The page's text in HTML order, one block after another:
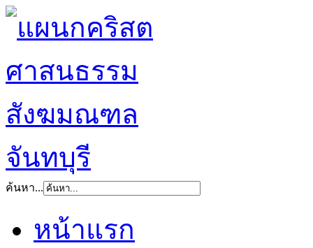
ค้นหา...
หน้าแรก